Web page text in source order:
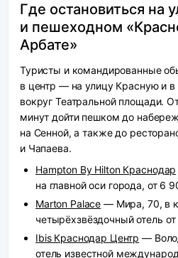
Где остановиться на
и пешеходном
Арбате»
Туристы и командированные
в центр — на улицу Красную и в
вокруг Театральной площади.
минут дойти пешком до
на Сенной, а также до
и Чапаева.
Hampton By Hilton Краснодар
на главной оси города, от 6
Marton Palace — Мира, 70, в
четырёхзвёздочный отель
Ibis Краснодар Центр —
отель известной